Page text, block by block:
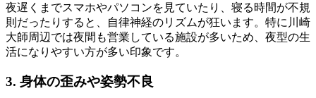
夜遅くまでスマホやパソコンを見ていたり、寝る時間が不規
則だったりすると、自律神経のリズムが狂います。特に川崎
大師周辺では夜間も営業している施設が多いため、夜型の生
活になりやすい方が多い印象です。
3. 身体の歪みや姿勢不良